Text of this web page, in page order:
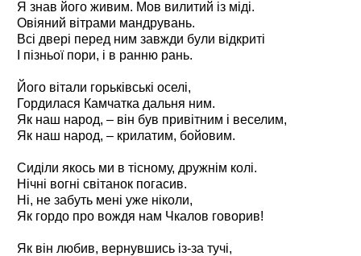
Я знав його живим. Мов вилитий із міді.
Овіяний вітрами мандрувань.
Всі двері перед ним завжди були відкриті
І пізньої пори, і в ранню рань.
Його вітали горьківські оселі,
Гордилася Камчатка дальня ним.
Як наш народ, – він був привітним і веселим,
Як наш народ, – крилатим, бойовим.
Сиділи якось ми в тісному, дружнім колі.
Нічні вогні світанок погасив.
Ні, не забуть мені уже ніколи,
Як гордо про вождя нам Чкалов говорив!
Як він любив, вернувшись із-за тучі,